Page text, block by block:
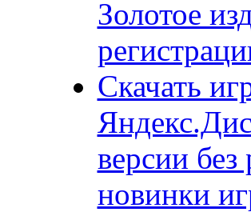
Золотое
Скачать
версии
новинки